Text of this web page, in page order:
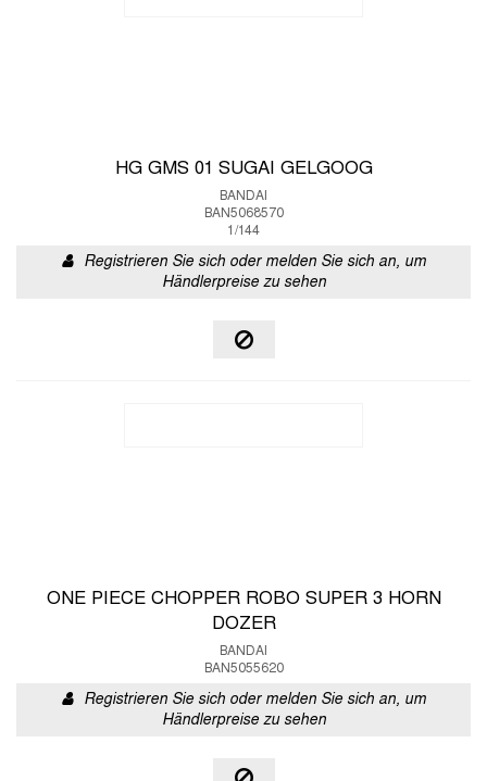
HG GMS 01 SUGAI GELGOOG
BANDAI
BAN5068570
1/144
Registrieren Sie sich oder melden Sie sich an, um
Händlerpreise zu sehen
ONE PIECE CHOPPER ROBO SUPER 3 HORN
DOZER
BANDAI
BAN5055620
Registrieren Sie sich oder melden Sie sich an, um
Händlerpreise zu sehen